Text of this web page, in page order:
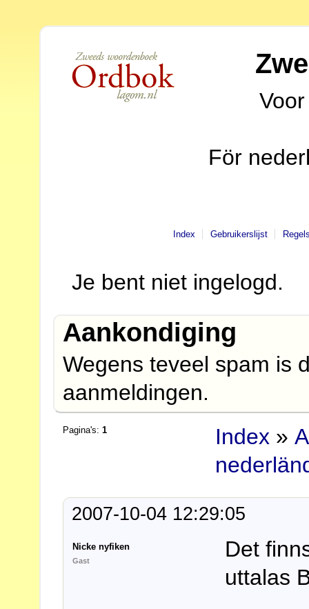
För
Index Gebruikerslijst
Je bent niet ingelogd.
Aankondiging
Wegens teveel spam is
aanmeldingen.
Pagina's:1 Index »
2007-10-04 12:29:05
Nicke nyfiken
Gast
Det
uttalas